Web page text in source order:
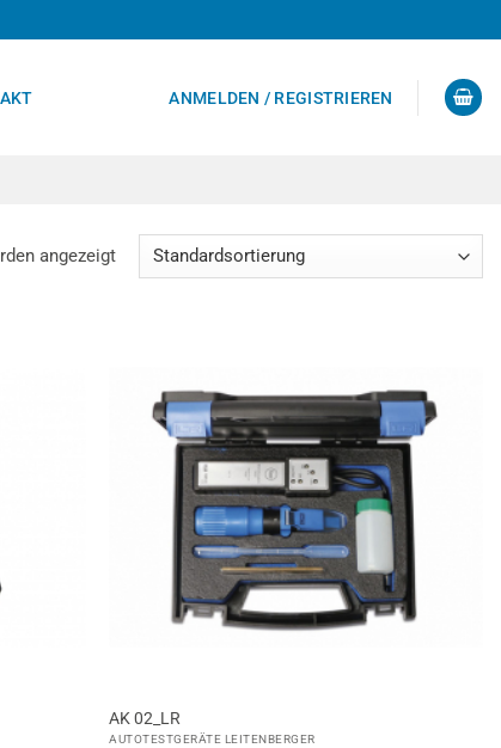
ANMELDEN / REGISTRIEREN
angezeigt
AK 02_LR
AUTOTESTGERÄTE LEITENBERGER